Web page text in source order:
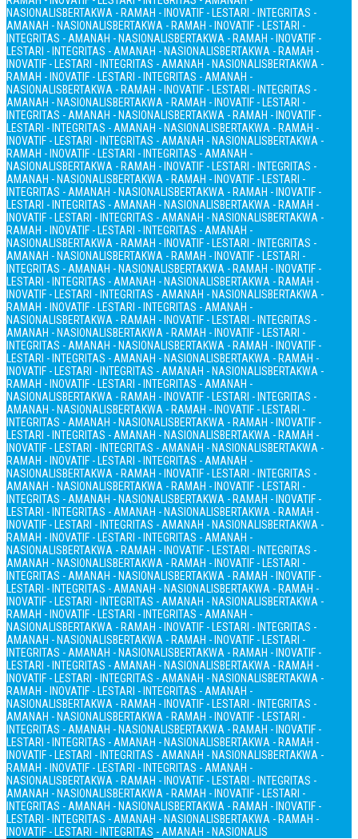
NASIONALISBERTAKWA - RAMAH - INOVATIF - LESTARI - INTEGRITAS -
AMANAH - NASIONALISBERTAKWA - RAMAH - INOVATIF - LESTARI -
INTEGRITAS - AMANAH - NASIONALISBERTAKWA - RAMAH - INOVATIF -
LESTARI - INTEGRITAS - AMANAH - NASIONALISBERTAKWA - RAMAH -
INOVATIF - LESTARI - INTEGRITAS - AMANAH - NASIONALISBERTAKWA -
RAMAH - INOVATIF - LESTARI - INTEGRITAS - AMANAH -
NASIONALISBERTAKWA - RAMAH - INOVATIF - LESTARI - INTEGRITAS -
AMANAH - NASIONALISBERTAKWA - RAMAH - INOVATIF - LESTARI -
INTEGRITAS - AMANAH - NASIONALISBERTAKWA - RAMAH - INOVATIF -
LESTARI - INTEGRITAS - AMANAH - NASIONALISBERTAKWA - RAMAH -
INOVATIF - LESTARI - INTEGRITAS - AMANAH - NASIONALISBERTAKWA -
RAMAH - INOVATIF - LESTARI - INTEGRITAS - AMANAH -
NASIONALISBERTAKWA - RAMAH - INOVATIF - LESTARI - INTEGRITAS -
AMANAH - NASIONALISBERTAKWA - RAMAH - INOVATIF - LESTARI -
INTEGRITAS - AMANAH - NASIONALISBERTAKWA - RAMAH - INOVATIF -
LESTARI - INTEGRITAS - AMANAH - NASIONALISBERTAKWA - RAMAH -
INOVATIF - LESTARI - INTEGRITAS - AMANAH - NASIONALISBERTAKWA -
RAMAH - INOVATIF - LESTARI - INTEGRITAS - AMANAH -
NASIONALISBERTAKWA - RAMAH - INOVATIF - LESTARI - INTEGRITAS -
AMANAH - NASIONALISBERTAKWA - RAMAH - INOVATIF - LESTARI -
INTEGRITAS - AMANAH - NASIONALISBERTAKWA - RAMAH - INOVATIF -
LESTARI - INTEGRITAS - AMANAH - NASIONALISBERTAKWA - RAMAH -
INOVATIF - LESTARI - INTEGRITAS - AMANAH - NASIONALISBERTAKWA -
RAMAH - INOVATIF - LESTARI - INTEGRITAS - AMANAH -
NASIONALISBERTAKWA - RAMAH - INOVATIF - LESTARI - INTEGRITAS -
AMANAH - NASIONALISBERTAKWA - RAMAH - INOVATIF - LESTARI -
INTEGRITAS - AMANAH - NASIONALISBERTAKWA - RAMAH - INOVATIF -
LESTARI - INTEGRITAS - AMANAH - NASIONALISBERTAKWA - RAMAH -
INOVATIF - LESTARI - INTEGRITAS - AMANAH - NASIONALISBERTAKWA -
RAMAH - INOVATIF - LESTARI - INTEGRITAS - AMANAH -
NASIONALISBERTAKWA - RAMAH - INOVATIF - LESTARI - INTEGRITAS -
AMANAH - NASIONALISBERTAKWA - RAMAH - INOVATIF - LESTARI -
INTEGRITAS - AMANAH - NASIONALISBERTAKWA - RAMAH - INOVATIF -
LESTARI - INTEGRITAS - AMANAH - NASIONALISBERTAKWA - RAMAH -
INOVATIF - LESTARI - INTEGRITAS - AMANAH - NASIONALISBERTAKWA -
RAMAH - INOVATIF - LESTARI - INTEGRITAS - AMANAH -
NASIONALISBERTAKWA - RAMAH - INOVATIF - LESTARI - INTEGRITAS -
AMANAH - NASIONALISBERTAKWA - RAMAH - INOVATIF - LESTARI -
INTEGRITAS - AMANAH - NASIONALISBERTAKWA - RAMAH - INOVATIF -
LESTARI - INTEGRITAS - AMANAH - NASIONALISBERTAKWA - RAMAH -
INOVATIF - LESTARI - INTEGRITAS - AMANAH - NASIONALISBERTAKWA -
RAMAH - INOVATIF - LESTARI - INTEGRITAS - AMANAH -
NASIONALISBERTAKWA - RAMAH - INOVATIF - LESTARI - INTEGRITAS -
AMANAH - NASIONALISBERTAKWA - RAMAH - INOVATIF - LESTARI -
INTEGRITAS - AMANAH - NASIONALISBERTAKWA - RAMAH - INOVATIF -
LESTARI - INTEGRITAS - AMANAH - NASIONALISBERTAKWA - RAMAH -
INOVATIF - LESTARI - INTEGRITAS - AMANAH - NASIONALISBERTAKWA -
RAMAH - INOVATIF - LESTARI - INTEGRITAS - AMANAH -
NASIONALISBERTAKWA - RAMAH - INOVATIF - LESTARI - INTEGRITAS -
AMANAH - NASIONALISBERTAKWA - RAMAH - INOVATIF - LESTARI -
INTEGRITAS - AMANAH - NASIONALISBERTAKWA - RAMAH - INOVATIF -
LESTARI - INTEGRITAS - AMANAH - NASIONALISBERTAKWA - RAMAH -
INOVATIF - LESTARI - INTEGRITAS - AMANAH - NASIONALISBERTAKWA -
RAMAH - INOVATIF - LESTARI - INTEGRITAS - AMANAH -
NASIONALISBERTAKWA - RAMAH - INOVATIF - LESTARI - INTEGRITAS -
AMANAH - NASIONALISBERTAKWA - RAMAH - INOVATIF - LESTARI -
INTEGRITAS - AMANAH - NASIONALISBERTAKWA - RAMAH - INOVATIF -
LESTARI - INTEGRITAS - AMANAH - NASIONALISBERTAKWA - RAMAH -
INOVATIF - LESTARI - INTEGRITAS - AMANAH - NASIONALISBERTAKWA -
RAMAH - INOVATIF - LESTARI - INTEGRITAS - AMANAH -
NASIONALISBERTAKWA - RAMAH - INOVATIF - LESTARI - INTEGRITAS -
AMANAH - NASIONALISBERTAKWA - RAMAH - INOVATIF - LESTARI -
INTEGRITAS - AMANAH - NASIONALISBERTAKWA - RAMAH - INOVATIF -
LESTARI - INTEGRITAS - AMANAH - NASIONALISBERTAKWA - RAMAH -
INOVATIF - LESTARI - INTEGRITAS - AMANAH - NASIONALIS